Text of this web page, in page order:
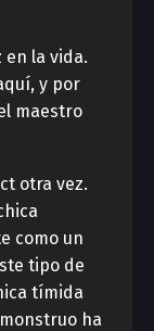
en la vida.
y por
maestro
otra vez.
como un
tipo de
tímida
ha